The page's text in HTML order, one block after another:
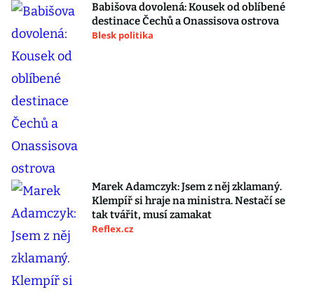
Babišova dovolená: Kousek od oblíbené
destinace Čechů a Onassisova ostrova
Blesk politika
Marek Adamczyk: Jsem z něj zklamaný.
Klempíř si hraje na ministra. Nestačí se
tak tvářit, musí zamakat
Reflex.cz